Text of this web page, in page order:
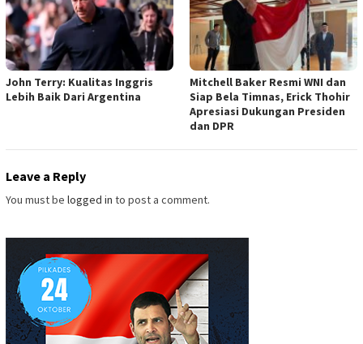
John Terry: Kualitas Inggris
Lebih Baik Dari Argentina
Mitchell Baker Resmi WNI dan
Siap Bela Timnas, Erick Thohir
Apresiasi Dukungan Presiden
dan DPR
Leave a Reply
You must be logged in to post a comment.